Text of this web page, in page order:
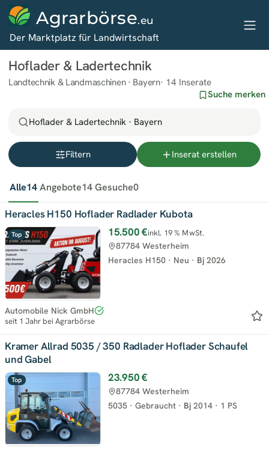
Agrarbörse.eu
Der Marktplatz für Landwirtschaft
Hoflader & Ladertechnik
Landtechnik & Landmaschinen · Bayern 14 Inserate
Suche merken
Hoflader & Ladertechnik · Bayern
Filtern Inserat erstellen
Alle14Angebote14Gesuche0
Top
Heracles H150 Hoflader Radlader Kubota
15.500 €inkl. 19 % MwSt.
Heracles H150 · Neu · Bj 2026
87784 Westerheim
Automobile Nick GmbH
seit 1 Jahr bei Agrarbörse
Top
Kramer Allrad 5035 / 350 Radlader Hoflader Schaufel
und Gabel
23.950 €
5035 · Gebraucht · Bj 2014 · 1 PS
87784 Westerheim